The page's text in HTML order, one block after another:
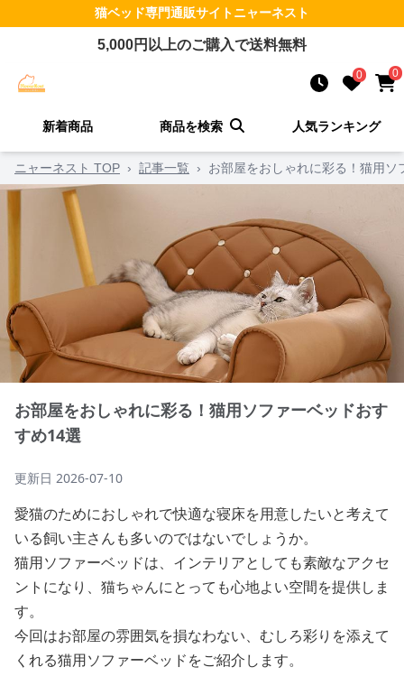
猫ベッド専門通販サイトニャーネスト
5,000円以上のご購入で送料無料
0 0
新着商品 商品を検索 人気ランキング
ニャーネスト TOP › 記事一覧 › お部屋をおしゃれに彩る！猫用
お部屋をおしゃれに彩る！猫用ソファーベッドおす
すめ14選
更新日 2026-07-10
愛猫のためにおしゃれで快適な寝床を用意したいと考えて
いる飼い主さんも多いのではないでしょうか。
猫用ソファーベッドは、インテリアとしても素敵なアクセ
ントになり、猫ちゃんにとっても心地よい空間を提供しま
す。
今回はお部屋の雰囲気を損なわない、むしろ彩りを添えて
くれる猫用ソファーベッドをご紹介します。